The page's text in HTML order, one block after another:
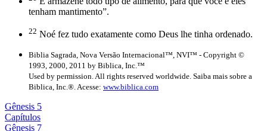
tenham mantimento”.
22 Noé fez tudo exatamente como Deus lhe tinha ordenado.
Biblia Sagrada, Nova Versão Internacional™, NVI™ - Copyright ©
1993, 2000, 2011 by Biblica, Inc.™
Used by permission. All rights reserved worldwide. Saiba mais sobre a
Biblica, Inc.®. Acesse: www.biblica.com
Gênesis 5
Capítulos
Gênesis 7